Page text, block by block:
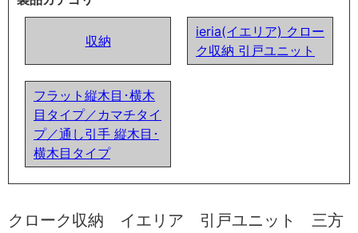
収納
ieria(イエリア) クロー
ク収納 引戸ユニット
フラット縦木目･横木
目タイプ／カマチタイ
プ／通し引手 縦木目･
横木目タイプ
クローク収納 イエリア 引戸ユニット 三方